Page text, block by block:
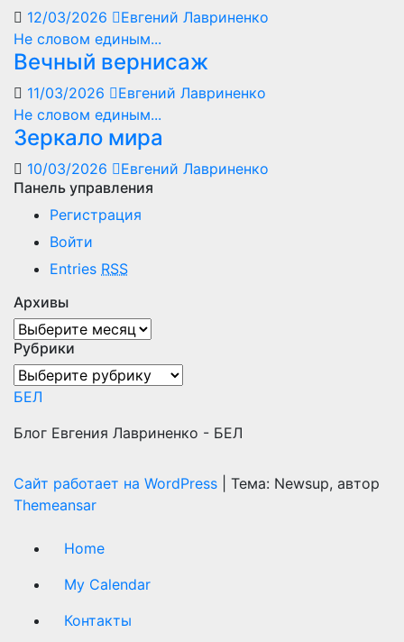
12/03/2026
Евгений Лавриненко
Не словом единым...
Вечный вернисаж
11/03/2026
Евгений Лавриненко
Не словом единым...
Зеркало мира
10/03/2026
Евгений Лавриненко
Панель управления
Регистрация
Войти
Entries RSS
Архивы
Архивы
Рубрики
Рубрики
БЕЛ
Блог Евгения Лавриненко - БЕЛ
Сайт работает на WordPress
Тема: Newsup, автор
Themeansar
Home
My Calendar
Контакты